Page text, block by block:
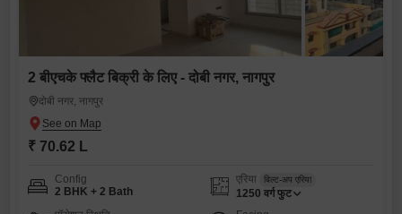
2 बीएचके फ्लैट बिक्री के लिए - दोबी नगर, नागपुर
दोबी नगर, नागपुर
₹ 70.62 L
Config
2 BHK + 2 Bath
एरिया बिल्ट-अप एरिया
1250 वर्ग फुट